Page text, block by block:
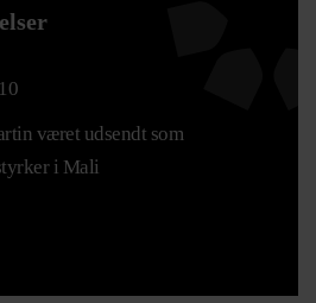
været udsendt som
i Mali